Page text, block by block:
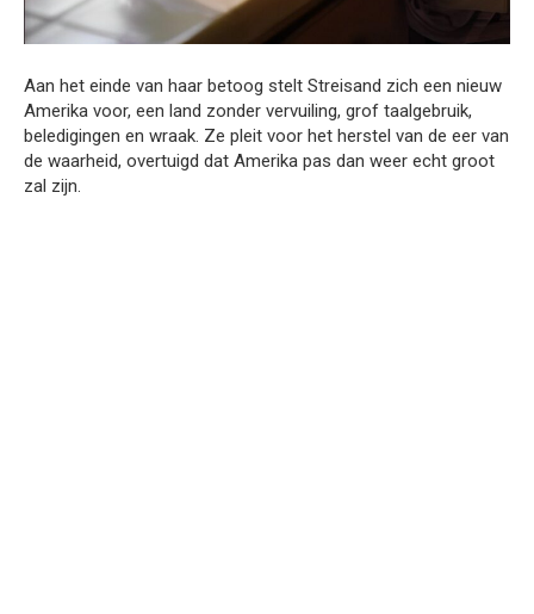
Aan het einde van haar betoog stelt Streisand zich een nieuw
Amerika voor, een land zonder vervuiling, grof taalgebruik,
beledigingen en wraak. Ze pleit voor het herstel van de eer van
de waarheid, overtuigd dat Amerika pas dan weer echt groot
zal zijn.